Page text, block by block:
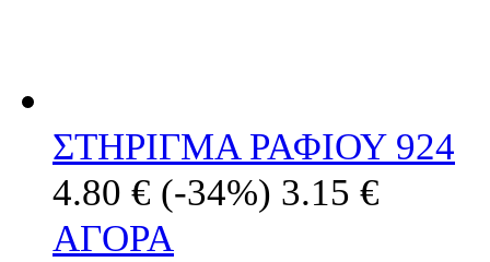
ΣΤΗΡΙΓΜΑ ΡΑΦΙΟΥ 924
4.80 € (-34%) 3.15 €
ΑΓΟΡΑ